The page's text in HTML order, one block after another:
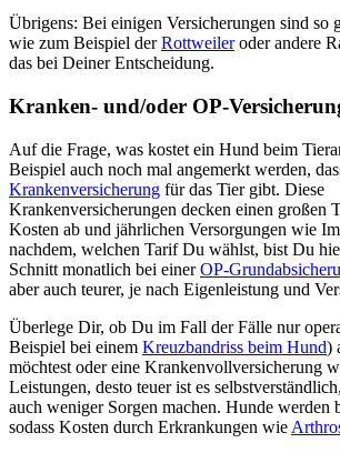
Übrigens: Bei einigen Versicherungen sind so
wie zum Beispiel derRottweileroder andere
das bei Deiner Entscheidung.
Kranken- und/oder OP-
Auf die Frage, was kostet ein Hund beim
Beispiel auch noch mal angemerkt werden,
Krankenversicherung für das Tier gibt. Diese
Krankenversicherungen decken einen großen
Kosten ab und jährlichen Versorgungen wie
nachdem, welchen Tarif Du wählst, bist Du
Schnitt monatlich bei einerOP-
aber auch teurer, je nach Eigenleistung und
Überlege Dir, ob Du im Fall der Fälle nur
Beispiel bei einem Kreuzbandriss beim Hund)
möchtest oder eine Krankenvollversicherung
Leistungen, desto teuer ist es
auch weniger Sorgen machen. Hunde werden
sodass Kosten durch Erkrankungen wie